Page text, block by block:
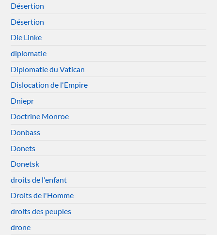
Désertion
Désertion
Die Linke
diplomatie
Diplomatie du Vatican
Dislocation de l'Empire
Dniepr
Doctrine Monroe
Donbass
Donets
Donetsk
droits de l'enfant
Droits de l'Homme
droits des peuples
drone